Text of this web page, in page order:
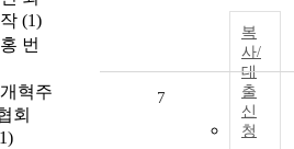
(1)
번
혁주
회
복
사/
대
출
신
청
7